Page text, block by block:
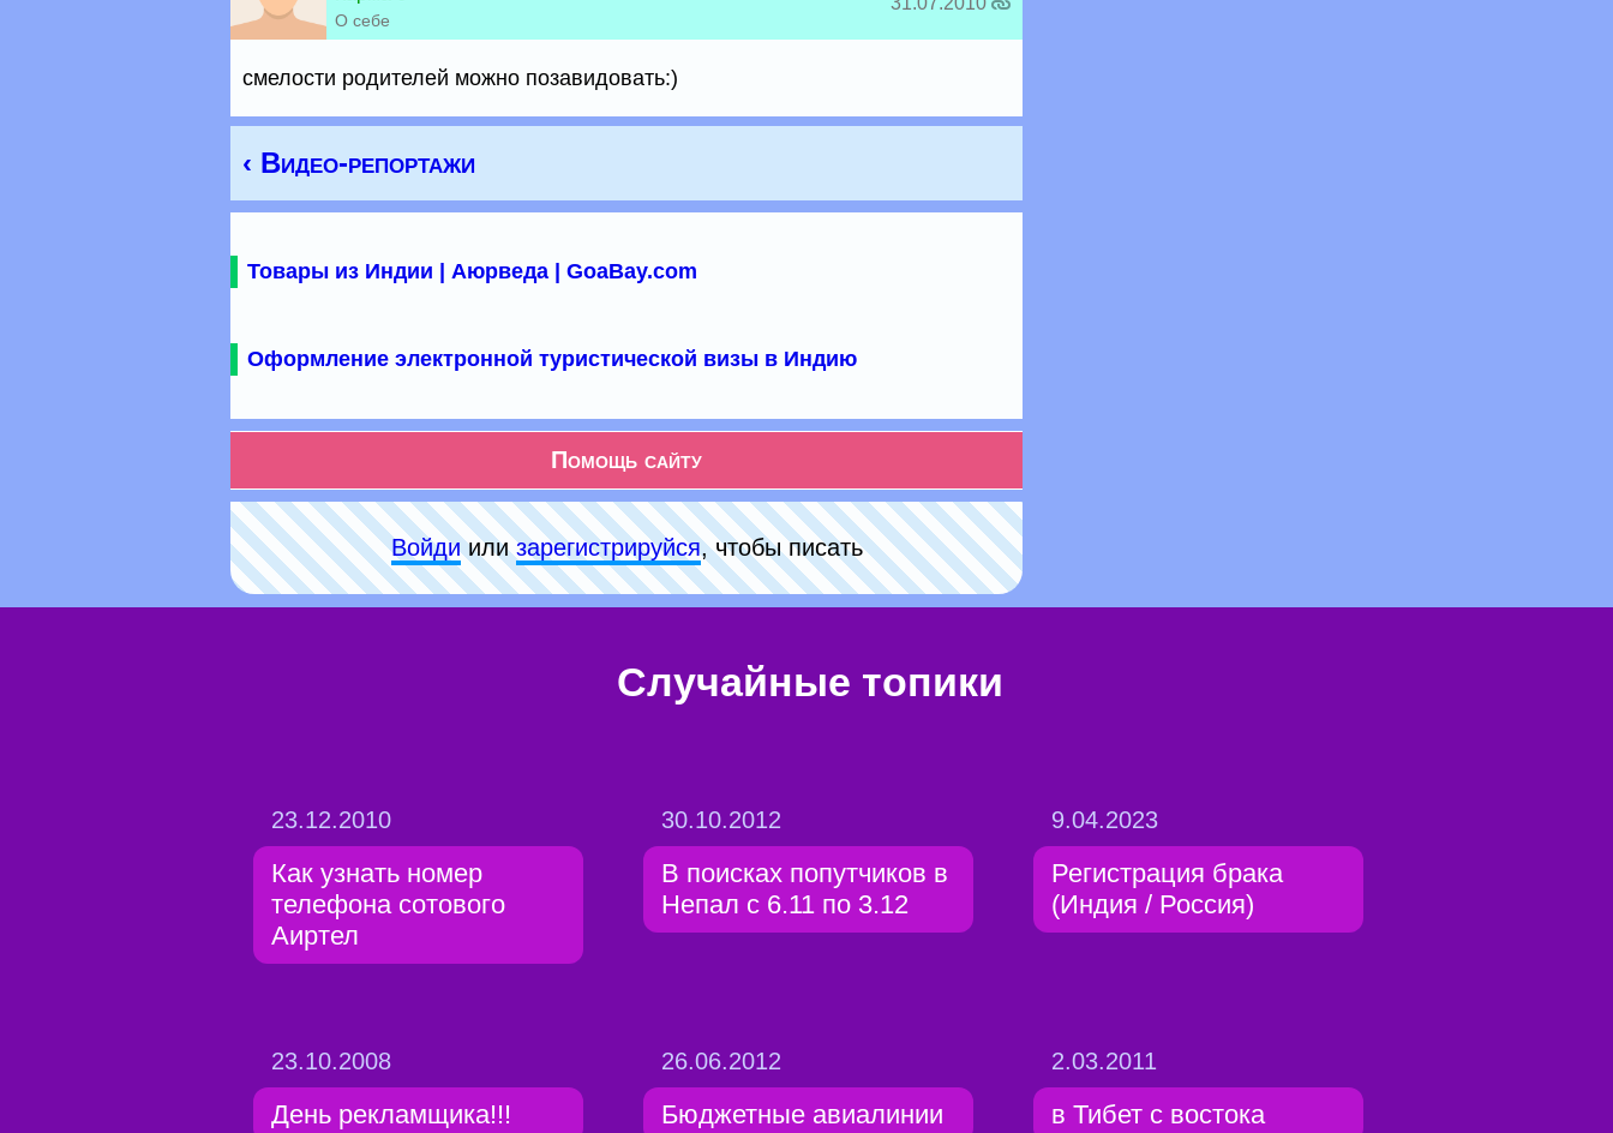
О себе
смелости родителей можно позавидовать:)
‹ Видео-репортажи
Товары из Индии | Аюрведа | GoaBay.com
Оформление электронной туристической визы в Индию
Помощь сайту
Войдиилизарeгиcтpируйся, чтобы писать
Случайные топики
23.12.2010
Как узнать номер
телефона сотового
Аиртел
30.10.2012
В поисках попутчиков в
Непал с 6.11 по 3.12
9.04.2023
Регистрация брака
(Индия / Россия)
23.10.2008
День рекламщика!!!
26.06.2012
Бюджетные авиалинии
2.03.2011
в Тибет с востока